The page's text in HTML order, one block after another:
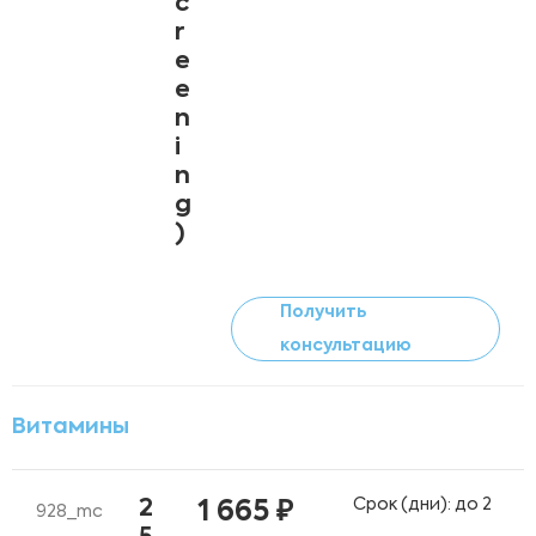
c
r
e
e
n
i
n
g
)
Получить
консультацию
Витамины
928_mc
2
1 665 ₽ Срок (дни): до 2